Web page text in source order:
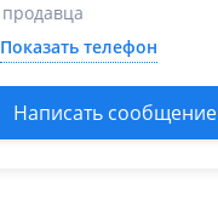
Показать телефон
Написать сообщение